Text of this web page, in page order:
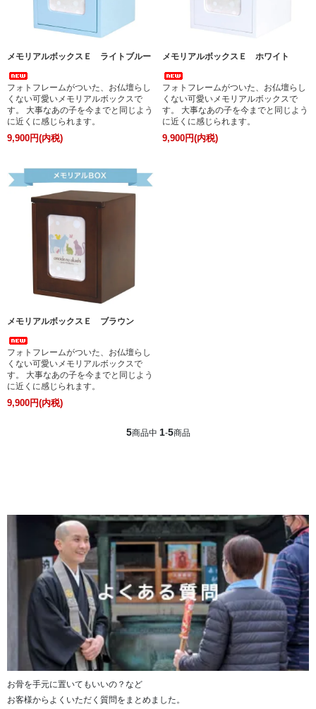
メモリアルボックスＥ ライトブルー
フォトフレームがついた、お仏壇らし
くない可愛いメモリアルボックスで
す。 大事なあの子を今までと同じよう
に近くに感じられます。
9,900円(内税)
メモリアルボックスＥ ホワイト
フォトフレームがついた、お仏壇らし
くない可愛いメモリアルボックスで
す。 大事なあの子を今までと同じよう
に近くに感じられます。
9,900円(内税)
メモリアルボックスＥ ブラウン
フォトフレームがついた、お仏壇らし
くない可愛いメモリアルボックスで
す。 大事なあの子を今までと同じよう
に近くに感じられます。
9,900円(内税)
5商品中 1-5商品
お骨を手元に置いてもいいの？など
お客様からよくいただく質問をまとめました。